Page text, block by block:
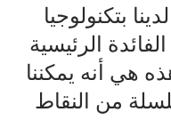
بتكنولوجيا
الرئيسية
هي أنه يمكننا
من النقاط